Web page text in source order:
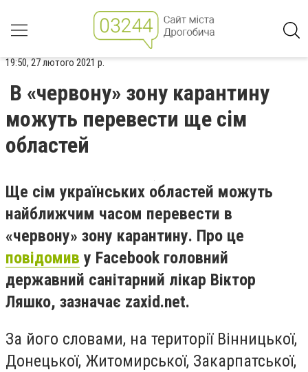
19:50, 27 лютого 2021 р.
В «червону» зону карантину
можуть перевести ще сім
областей
Ще сім українських областей можуть
найближчим часом перевести в
«червону» зону карантину. Про це
повідомив у Facebook головний
державний санітарний лікар Віктор
Ляшко, зазначає zaxid.net.
За його словами, на території Вінницької,
Донецької, Житомирської, Закарпатської,